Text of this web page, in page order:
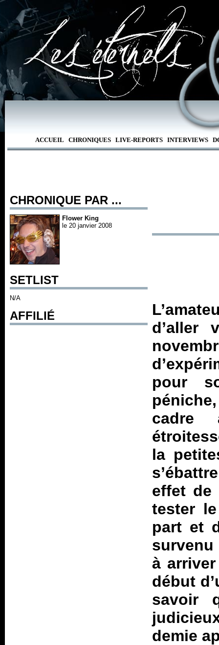
ACCUEIL CHRONIQUES LIVE-REPORTS INTERVIEWS
CHRONIQUE PAR ...
Flower King
le 20 janvier 2008
SETLIST
N/A
AFFILIÉ
d’aller
pour
cadre
la
effet de
tester
part et
à
début
savoir
demie